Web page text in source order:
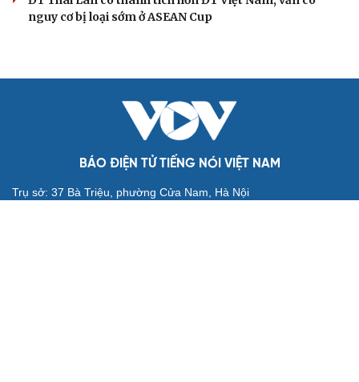
Lịch thi đấu và trực tiếp bóng đá hôm nay 6/8: Sôi động
Cuộc đua vào bán kết ASEAN Cup 2026 “căng như dây
ĐT Thái Lan có thành tích hơn ĐT Việt Nam, vẫn có
nguy cơ bị loại sớm ở ASEAN Cup